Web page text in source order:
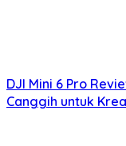
DJI Mini 6 Pro
Canggih untuk